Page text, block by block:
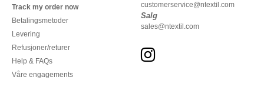
Track my order now
Betalingsmetoder
Levering
Refusjoner/returer
Help & FAQs
Våre engagements
customerservice@ntextil.com
Salg
sales@ntextil.com